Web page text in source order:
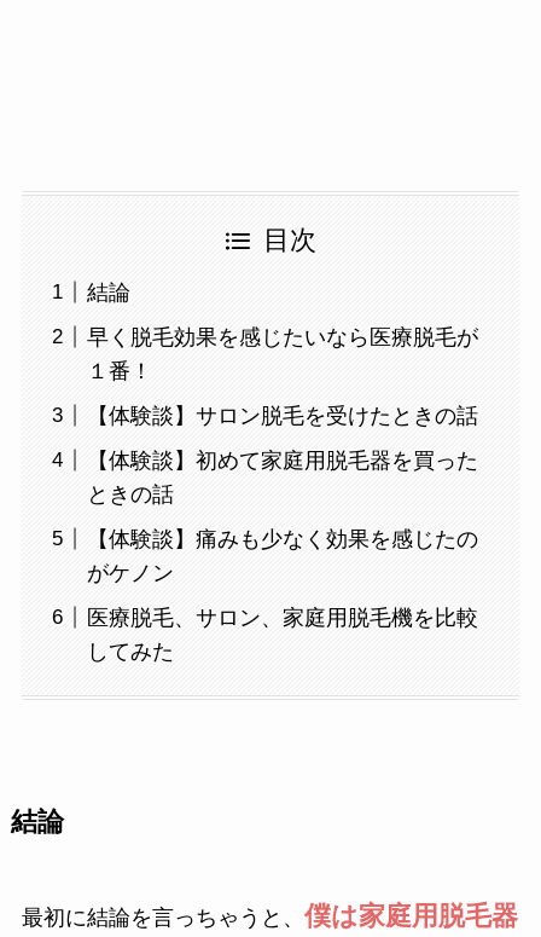
目次
結論
早く脱毛効果を感じたいなら医療脱毛が
１番！
【体験談】サロン脱毛を受けたときの話
【体験談】初めて家庭用脱毛器を買った
ときの話
【体験談】痛みも少なく効果を感じたの
がケノン
医療脱毛、サロン、家庭用脱毛機を比較
してみた
結論
最初に結論を言っちゃうと、 僕は家庭用脱毛器